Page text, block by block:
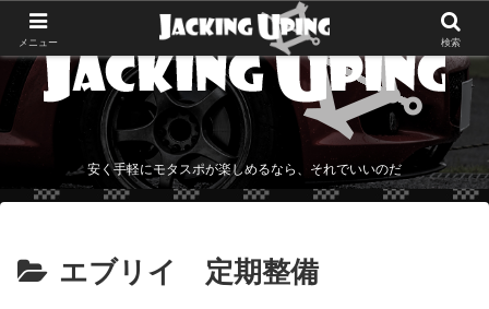
安く手軽にモタスポが楽しめるなら、それでいいのだ
エブリイ 定期整備
メニュー 検索